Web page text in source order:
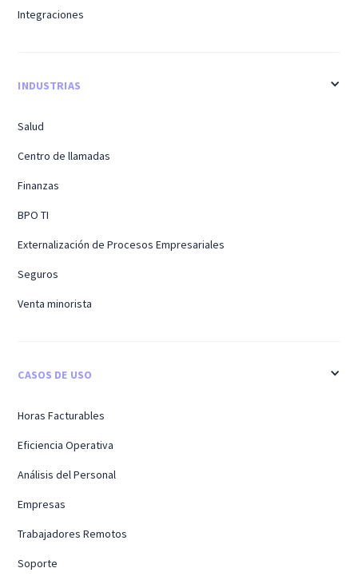
Integraciones
INDUSTRIAS
Salud
Centro de llamadas
Finanzas
BPO TI
Externalización de Procesos Empresariales
Seguros
Venta minorista
CASOS DE USO
Horas Facturables
Eficiencia Operativa
Análisis del Personal
Empresas
Trabajadores Remotos
Soporte